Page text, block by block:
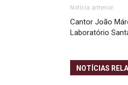
Notícia anterior
Cantor João
Laboratório
NOTÍCIAS